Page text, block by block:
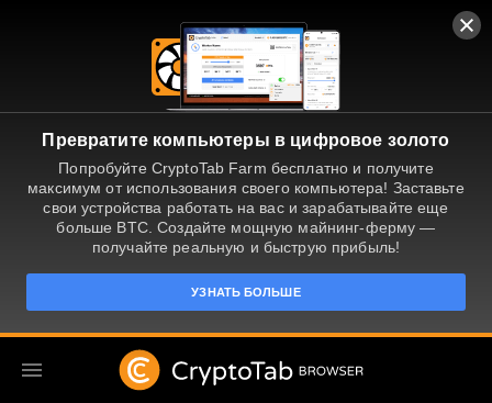
Превратите компьютеры в цифровое золото
Попробуйте CryptoTab Farm бесплатно и получите
максимум от использования своего компьютера! Заставьте
свои устройства работать на вас и зарабатывайте еще
больше BTC. Создайте мощную майнинг-ферму —
получайте реальную и быструю прибыль!
УЗНАТЬ БОЛЬШЕ